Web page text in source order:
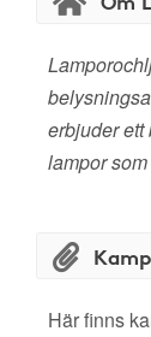
erbjuder ett
lampor
Här finns